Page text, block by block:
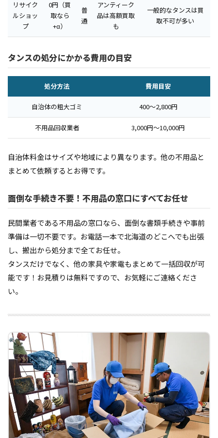
リサイク
ルショッ
プ
0円（買
取なら
+α）
普
通
アンティーク
品は高額買取
も
一般的なタンスは買
取不可が多い
タンスの処分にかかる費用の目安
処分方法 費用目安
自治体の粗大ゴミ 400〜2,800円
不用品回収業者 3,000円〜10,000円
自治体料金はサイズや地域により異なります。他の不用品と
まとめて依頼するとお得です。
面倒な手続き不要！不用品の窓口にすべてお任せ
民間業者である不用品の窓口なら、面倒な書類手続きや事前
準備は一切不要です。お電話一本で北海道のどこへでも出張
し、搬出から処分まで全てお任せ。
タンスだけでなく、他の家具や家電もまとめて一括回収が可
能です！お見積りは無料ですので、お気軽にご連絡くださ
い。